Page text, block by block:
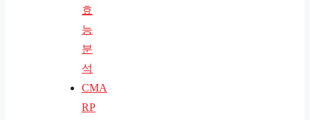
효
능
분
석
CMA
RP